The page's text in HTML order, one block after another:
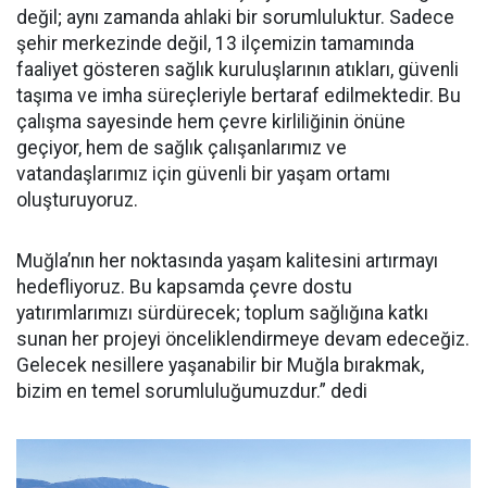
değil; aynı zamanda ahlaki bir sorumluluktur. Sadece
şehir merkezinde değil, 13 ilçemizin tamamında
faaliyet gösteren sağlık kuruluşlarının atıkları, güvenli
taşıma ve imha süreçleriyle bertaraf edilmektedir. Bu
çalışma sayesinde hem çevre kirliliğinin önüne
geçiyor, hem de sağlık çalışanlarımız ve
vatandaşlarımız için güvenli bir yaşam ortamı
oluşturuyoruz.
Muğla’nın her noktasında yaşam kalitesini artırmayı
hedefliyoruz. Bu kapsamda çevre dostu
yatırımlarımızı sürdürecek; toplum sağlığına katkı
sunan her projeyi önceliklendirmeye devam edeceğiz.
Gelecek nesillere yaşanabilir bir Muğla bırakmak,
bizim en temel sorumluluğumuzdur.” dedi